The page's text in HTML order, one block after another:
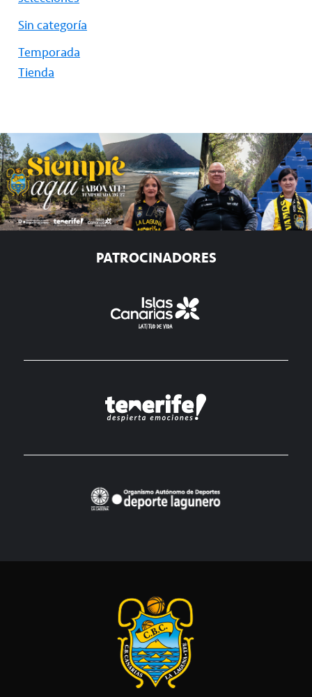
Sin categoría
Temporada
Tienda
PATROCINADORES